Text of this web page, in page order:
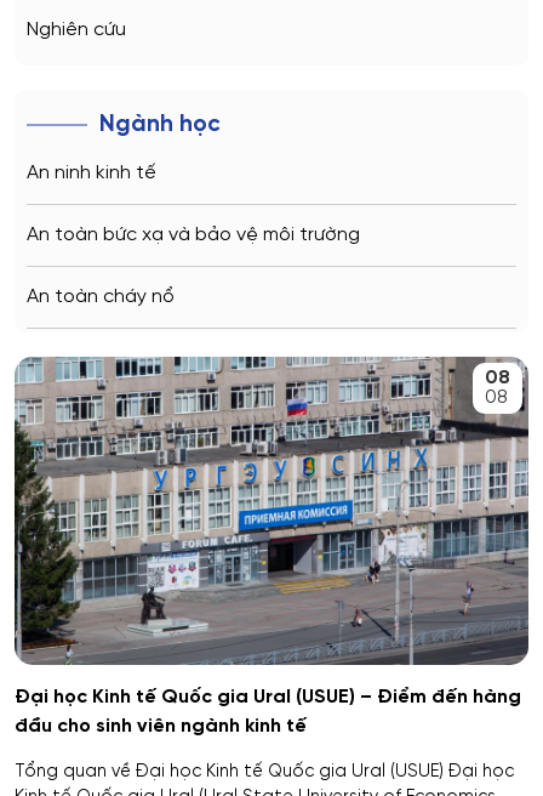
Kaliningrad
Kemerovo
Veliky Novgorod
Penza
Barnaul
Kursk
Kaluga
Nghiên cứu
Ngành học
An ninh kinh tế
An toàn bức xạ và bảo vệ môi trường
An toàn cháy nổ
An toàn kỹ thuật và môi trường
An toàn môi trường kỹ thuật
An toàn thông tin
Biên - Phiên dịch
Biểu diễn nghệ thuật múa
Báo chí
Bản đồ và Địa tin học
Bảo mật công nghệ thông tin trong thực thi pháp luật
08
08
Đại học Kinh tế Quốc gia Ural (USUE) – Điểm đến hàng
đầu cho sinh viên ngành kinh tế
Tổng quan về Đại học Kinh tế Quốc gia Ural (USUE) Đại học